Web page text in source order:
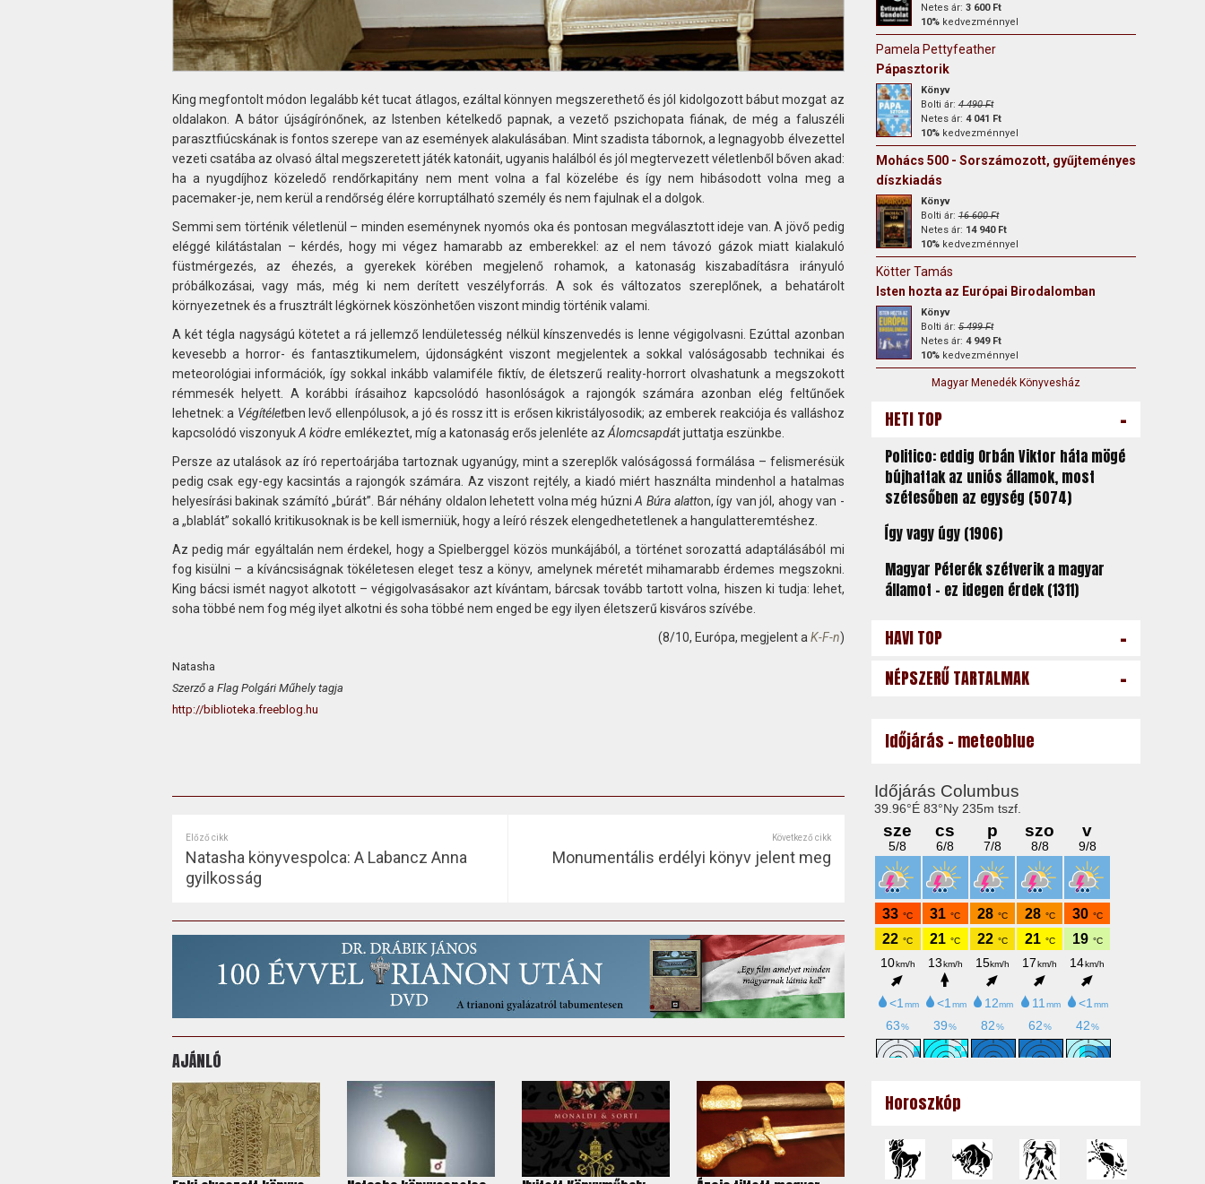
King megfontolt módon legalább két tucat átlagos, ezáltal könnyen megszerethető és jól kidolgozott bábut mozgat az
oldalakon. A bátor újságírónőnek, az Istenben kételkedő papnak, a vezető pszichopata fiának, de még a faluszéli
parasztfiúcskának is fontos szerepe van az események alakulásában. Mint szadista tábornok, a legnagyobb élvezettel
vezeti csatába az olvasó által megszeretett játék katonáit, ugyanis halálból és jól megtervezett véletlenből bőven akad:
ha a nyugdíjhoz közeledő rendőrkapitány nem ment volna a fal közelébe és így nem hibásodott volna meg a
pacemaker-je, nem kerül a rendőrség élére korruptálható személy és nem fajulnak el a dolgok.
Semmi sem történik véletlenül – minden eseménynek nyomós oka és pontosan megválasztott ideje van. A jövő pedig
eléggé kilátástalan – kérdés, hogy mi végez hamarabb az emberekkel: az el nem távozó gázok miatt kialakuló
füstmérgezés, az éhezés, a gyerekek körében megjelenő rohamok, a katonaság kiszabadításra irányuló
próbálkozásai, vagy más, még ki nem derített veszélyforrás. A sok és változatos szereplőnek, a behatárolt
környezetnek és a frusztrált légkörnek köszönhetően viszont mindig történik valami.
A két tégla nagyságú kötetet a rá jellemző lendületesség nélkül kínszenvedés is lenne végigolvasni. Ezúttal azonban
kevesebb a horror- és fantasztikumelem, újdonságként viszont megjelentek a sokkal valóságosabb technikai és
meteorológiai információk, így sokkal inkább valamiféle fiktív, de életszerű reality-horrort olvashatunk a megszokott
rémmesék helyett. A korábbi írásaihoz kapcsolódó hasonlóságok a rajongók számára azonban elég feltűnőek
lehetnek: a Végítéletben levő ellenpólusok, a jó és rossz itt is erősen kikristályosodik; az emberek reakciója és valláshoz
kapcsolódó viszonyukA ködre emlékeztet, míg a katonaság erős jelenléte az Álomcsapdát juttatja eszünkbe.
Persze az utalások az író repertoárjába tartoznak ugyanúgy, mint a szereplők valóságossá formálása – felismerésük
pedig csak egy-egy kacsintás a rajongók számára. Az viszont rejtély, a kiadó miért használta mindenhol a hatalmas
helyesírási bakinak számító „búrát”. Bár néhány oldalon lehetett volna még húzniA Búra alatton, így van jól, ahogy van -
a „blablát” sokalló kritikusoknak is be kell ismerniük, hogy a leíró részek elengedhetetlenek a hangulatteremtéshez.
Az pedig már egyáltalán nem érdekel, hogy a Spielberggel közös munkájából, a történet sorozattá adaptálásából mi
fog kisülni – a kíváncsiságnak tökéletesen eleget tesz a könyv, amelynek méretét mihamarabb érdemes megszokni.
King bácsi ismét nagyot alkotott – végigolvasásakor azt kívántam, bárcsak tovább tartott volna, hiszen ki tudja: lehet,
soha többé nem fog még ilyet alkotni és soha többé nem enged be egy ilyen életszerű kisváros szívébe.
(8/10, Európa, megjelent a K-F-n)
Natasha
Szerző a Flag Polgári Műhely tagja
http://biblioteka.freeblog.hu
Előző cikk
Natasha könyvespolca: A Labancz Anna
gyilkosság
Következő cikk
Monumentális erdélyi könyv jelent meg
AJÁNLÓ
Netes ár: 3 600 Ft
10%kedvezménnyel
Pamela Pettyfeather
Pápasztorik
Könyv
Bolti ár:4 490 Ft
Netes ár: 4 041 Ft
10%kedvezménnyel
Mohács 500 - Sorszámozott, gyűjteményes
díszkiadás
Könyv
Bolti ár:16 600 Ft
Netes ár: 14 940 Ft
10%kedvezménnyel
Kötter Tamás
Isten hozta az Európai Birodalomban
Könyv
Bolti ár:5 499 Ft
Netes ár: 4 949 Ft
10%kedvezménnyel
Magyar Menedék Könyvesház
HETI TOP -
Politico: eddig Orbán Viktor háta mögé
bújhattak az uniós államok, most
szétesőben az egység (5074)
Így vagy úgy (1906)
Magyar Péterék szétverik a magyar
államot – ez idegen érdek (1311)
HAVI TOP -
NÉPSZERŰ TARTALMAK -
Időjárás - meteoblue
Horoszkóp